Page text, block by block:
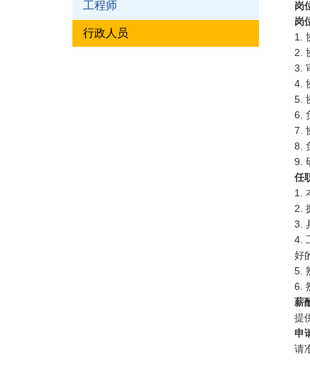
工程师
行政人员
岗
岗
1.
2.
3.
4.
5.
6.
7.
8.
9.
任
1.
2.
3.
4.
好
5.
6.
薪
提
申
请